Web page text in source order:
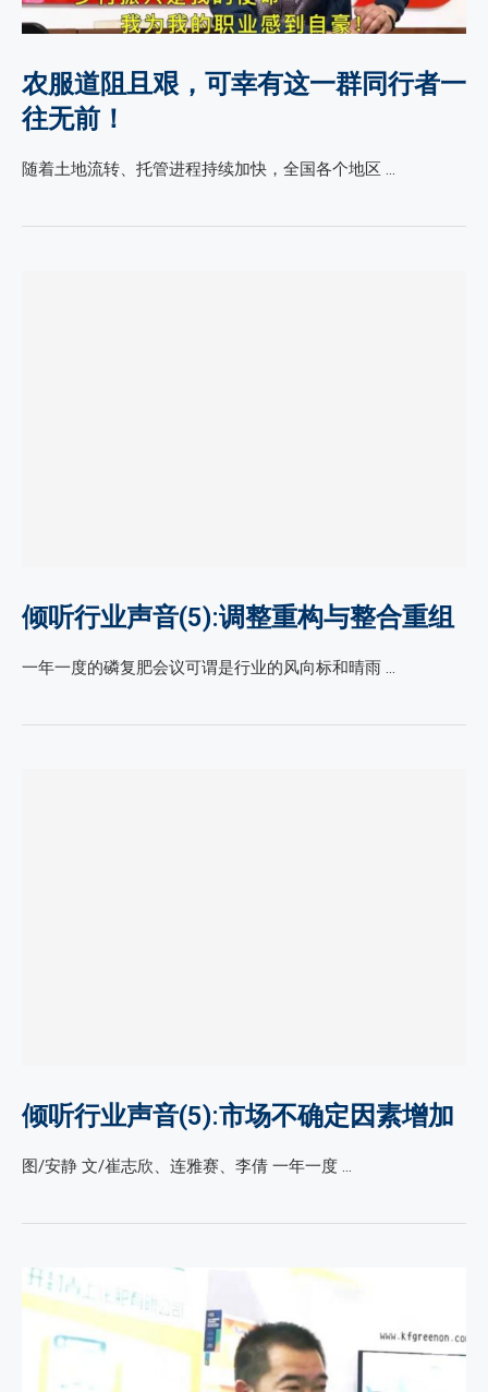
农服道阻且艰，可幸有这一群同行者一
往无前！
随着土地流转、托管进程持续加快，全国各个地区 …
倾听行业声音(5):调整重构与整合重组
一年一度的磷复肥会议可谓是行业的风向标和晴雨 …
倾听行业声音(5):市场不确定因素增加
图/安静 文/崔志欣、连雅赛、李倩 一年一度 …